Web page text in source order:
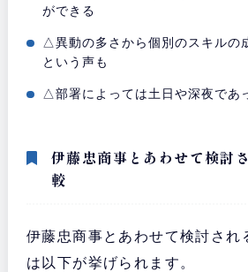
ができる
△異動の多さから個別のスキルの
という声も
△部署によっては土日や深夜であ
伊藤忠商事とあわせて検討
較
伊藤忠商事とあわせて検討され
は以下が挙げられます。